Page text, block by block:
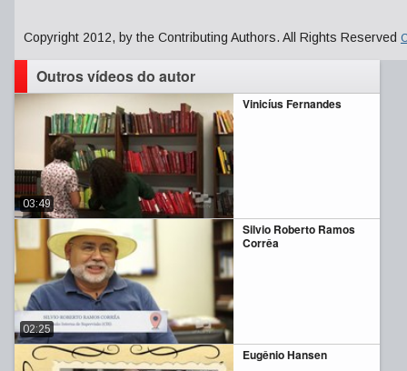
Copyright 2012, by the Contributing Authors. All Rights Reserved
Outros vídeos do autor
Vinicíus Fernandes
03:49
Silvio Roberto Ramos
Corrêa
02:25
Eugênio Hansen